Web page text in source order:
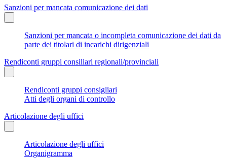
Sanzioni per mancata comunicazione dei dati
Sanzioni per mancata o incompleta comunicazione dei dati da
parte dei titolari di incarichi dirigenziali
Rendiconti gruppi consiliari regionali/provinciali
Rendiconti gruppi consigliari
Atti degli organi di controllo
Articolazione degli uffici
Articolazione degli uffici
Organigramma